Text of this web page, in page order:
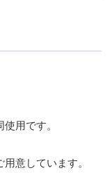
用です。
意しています。